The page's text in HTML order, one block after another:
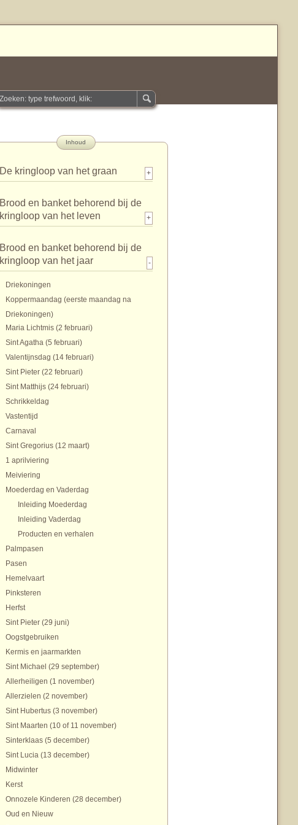
Inhoud
De kringloop van het graan +
Brood en banket behorend bij de
kringloop van het leven
+
Brood en banket behorend bij de
kringloop van het jaar
-
Driekoningen
Koppermaandag (eerste maandag na
Driekoningen)
Maria Lichtmis (2 februari)
Sint Agatha (5 februari)
Valentijnsdag (14 februari)
Sint Pieter (22 februari)
Sint Matthijs (24 februari)
Schrikkeldag
Vastentijd
Carnaval
Sint Gregorius (12 maart)
1 aprilviering
Meiviering
Moederdag en Vaderdag
Inleiding Moederdag
Inleiding Vaderdag
Producten en verhalen
Palmpasen
Pasen
Hemelvaart
Pinksteren
Herfst
Sint Pieter (29 juni)
Oogstgebruiken
Kermis en jaarmarkten
Sint Michael (29 september)
Allerheiligen (1 november)
Allerzielen (2 november)
Sint Hubertus (3 november)
Sint Maarten (10 of 11 november)
Sinterklaas (5 december)
Sint Lucia (13 december)
Midwinter
Kerst
Onnozele Kinderen (28 december)
Oud en Nieuw